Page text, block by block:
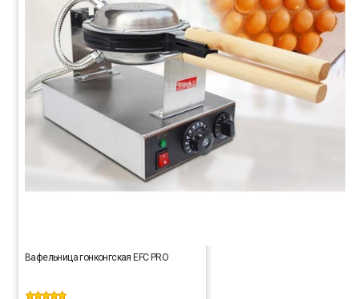
Вафельница гонконгская EFC PRO